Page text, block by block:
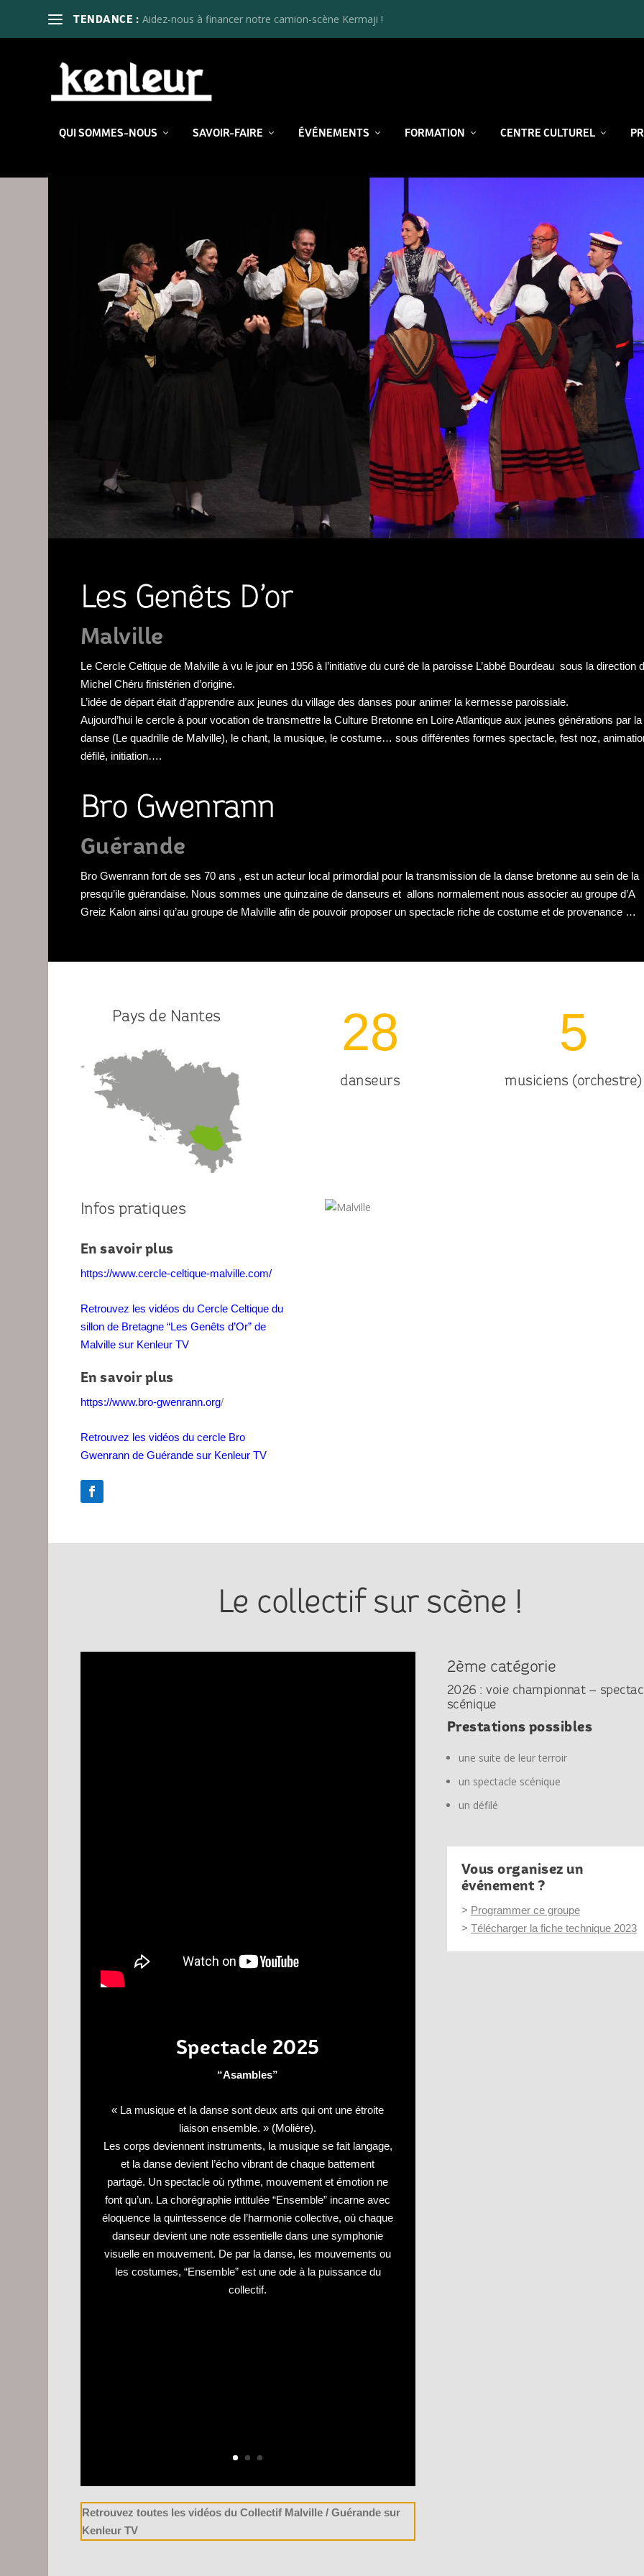
TENDANCE : Aidez-nous à financer notre camion-scène Kermaji !
QUI SOMMES-NOUS SAVOIR-FAIRE ÉVÉNEMENTS FORMATION CENTRE CULTUREL
Les Genêts D’or
Malville
Le Cercle Celtique de Malville à vu le jour en 1956 à l’initiative du curé de la paroisse L’abbé Bourdeau sous la direction
Michel Chéru finistérien d’origine.
L’idée de départ était d’apprendre aux jeunes du village des danses pour animer la kermesse paroissiale.
Aujourd’hui le cercle à pour vocation de transmettre la Culture Bretonne en Loire Atlantique aux jeunes générations par la
danse (Le quadrille de Malville), le chant, la musique, le costume… sous différentes formes spectacle, fest noz,
défilé, initiation….
Bro Gwenrann
Guérande
Bro Gwenrann fort de ses 70 ans , est un acteur local primordial pour la transmission de la danse bretonne au sein de la
presqu’ile guérandaise. Nous sommes une quinzaine de danseurs et allons normalement nous associer au groupe d’A
Greiz Kalon ainsi qu’au groupe de Malville afin de pouvoir proposer un spectacle riche de costume et de provenance …
Pays de Nantes 28
danseurs
5
musiciens (orchestre)
Infos pratiques
En savoir plus
https://www.cercle-celtique-malville.com/
Retrouvez les vidéos du Cercle Celtique du
sillon de Bretagne “Les Genêts d’Or” de
Malville sur Kenleur TV
En savoir plus
https://www.bro-gwenrann.org/
Retrouvez les vidéos du cercle Bro
Gwenrann de Guérande sur Kenleur TV
Le collectif sur scène !
Spectacle 2025
“Asambles”
« La musique et la danse sont deux arts qui ont une étroite
liaison ensemble. » (Molière).
Les corps deviennent instruments, la musique se fait langage,
et la danse devient l’écho vibrant de chaque battement
partagé. Un spectacle où rythme, mouvement et émotion ne
font qu’un. La chorégraphie intitulée “Ensemble” incarne avec
éloquence la quintessence de l’harmonie collective, où chaque
danseur devient une note essentielle dans une symphonie
visuelle en mouvement. De par la danse, les mouvements ou
les costumes, “Ensemble” est une ode à la puissance du
collectif.
Retrouvez toutes les vidéos du Collectif Malville / Guérande sur
Kenleur TV
2ème catégorie
2026 : voie championnat –
scénique
Prestations possibles
une suite de leur terroir
un spectacle scénique
un défilé
Vous organisez un
événement ?
> Programmer ce groupe
> Télécharger la fiche technique 2023